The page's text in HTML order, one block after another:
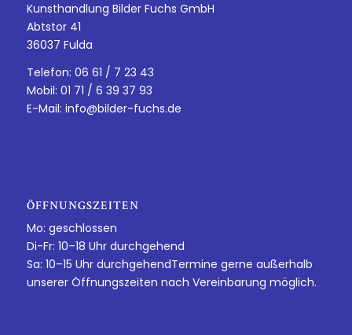
Kunsthandlung Bilder Fuchs GmbH
Abtstor 41
36037 Fulda
Telefon: 06 61 / 7 23 43
Mobil: 01 71 / 6 39 37 93
E-Mail: info@bilder-fuchs.de
ÖFFNUNGSZEITEN
Mo: geschlossen
Di-Fr: 10–18 Uhr durchgehend
Sa: 10–15 Uhr durchgehendTermine gerne außerhalb
unserer Öffnungszeiten nach Vereinbarung möglich.